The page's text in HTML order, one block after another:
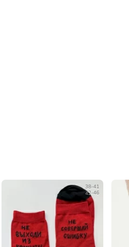
38-41
42-46